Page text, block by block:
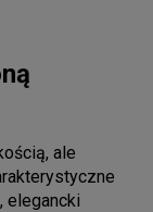
ale
, elegancki